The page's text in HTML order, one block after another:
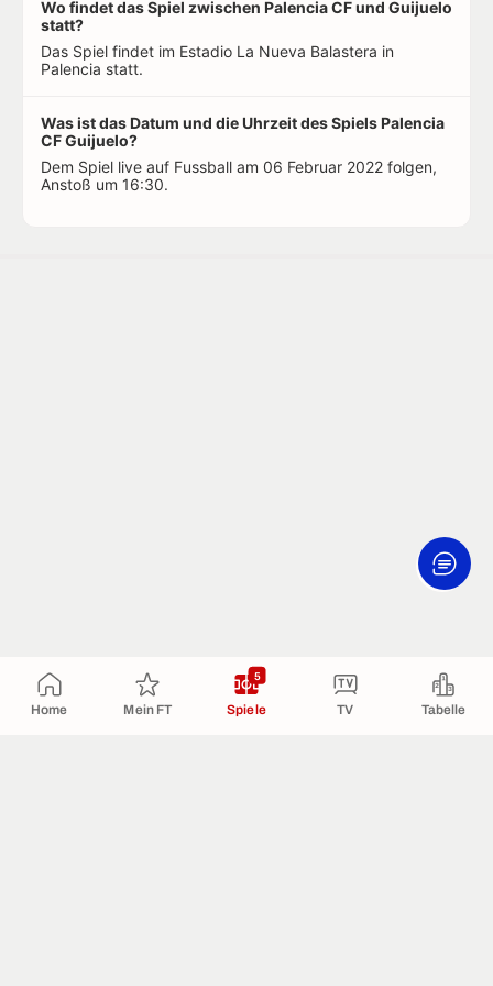
Home Mein FT Spiele
5
TV Tabelle
Wo findet das Spiel zwischen Palencia CF und Guijuelo
statt?
Das Spiel findet im Estadio La Nueva Balastera in
Palencia statt.
Was ist das Datum und die Uhrzeit des Spiels Palencia
CF Guijuelo?
Dem Spiel live auf Fussball am 06 Februar 2022 folgen,
Anstoß um 16:30.